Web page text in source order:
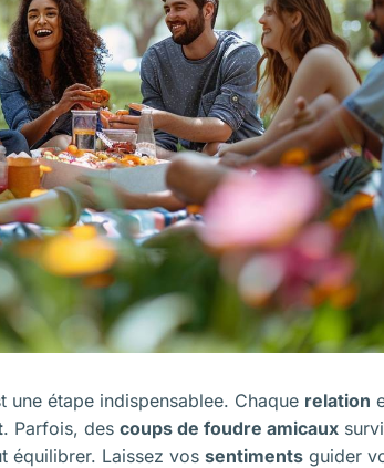
une étape indispensablee. Chaque relation
. Parfois, des coups de foudre amicaux
équilibrer. Laissez vos sentiments guider